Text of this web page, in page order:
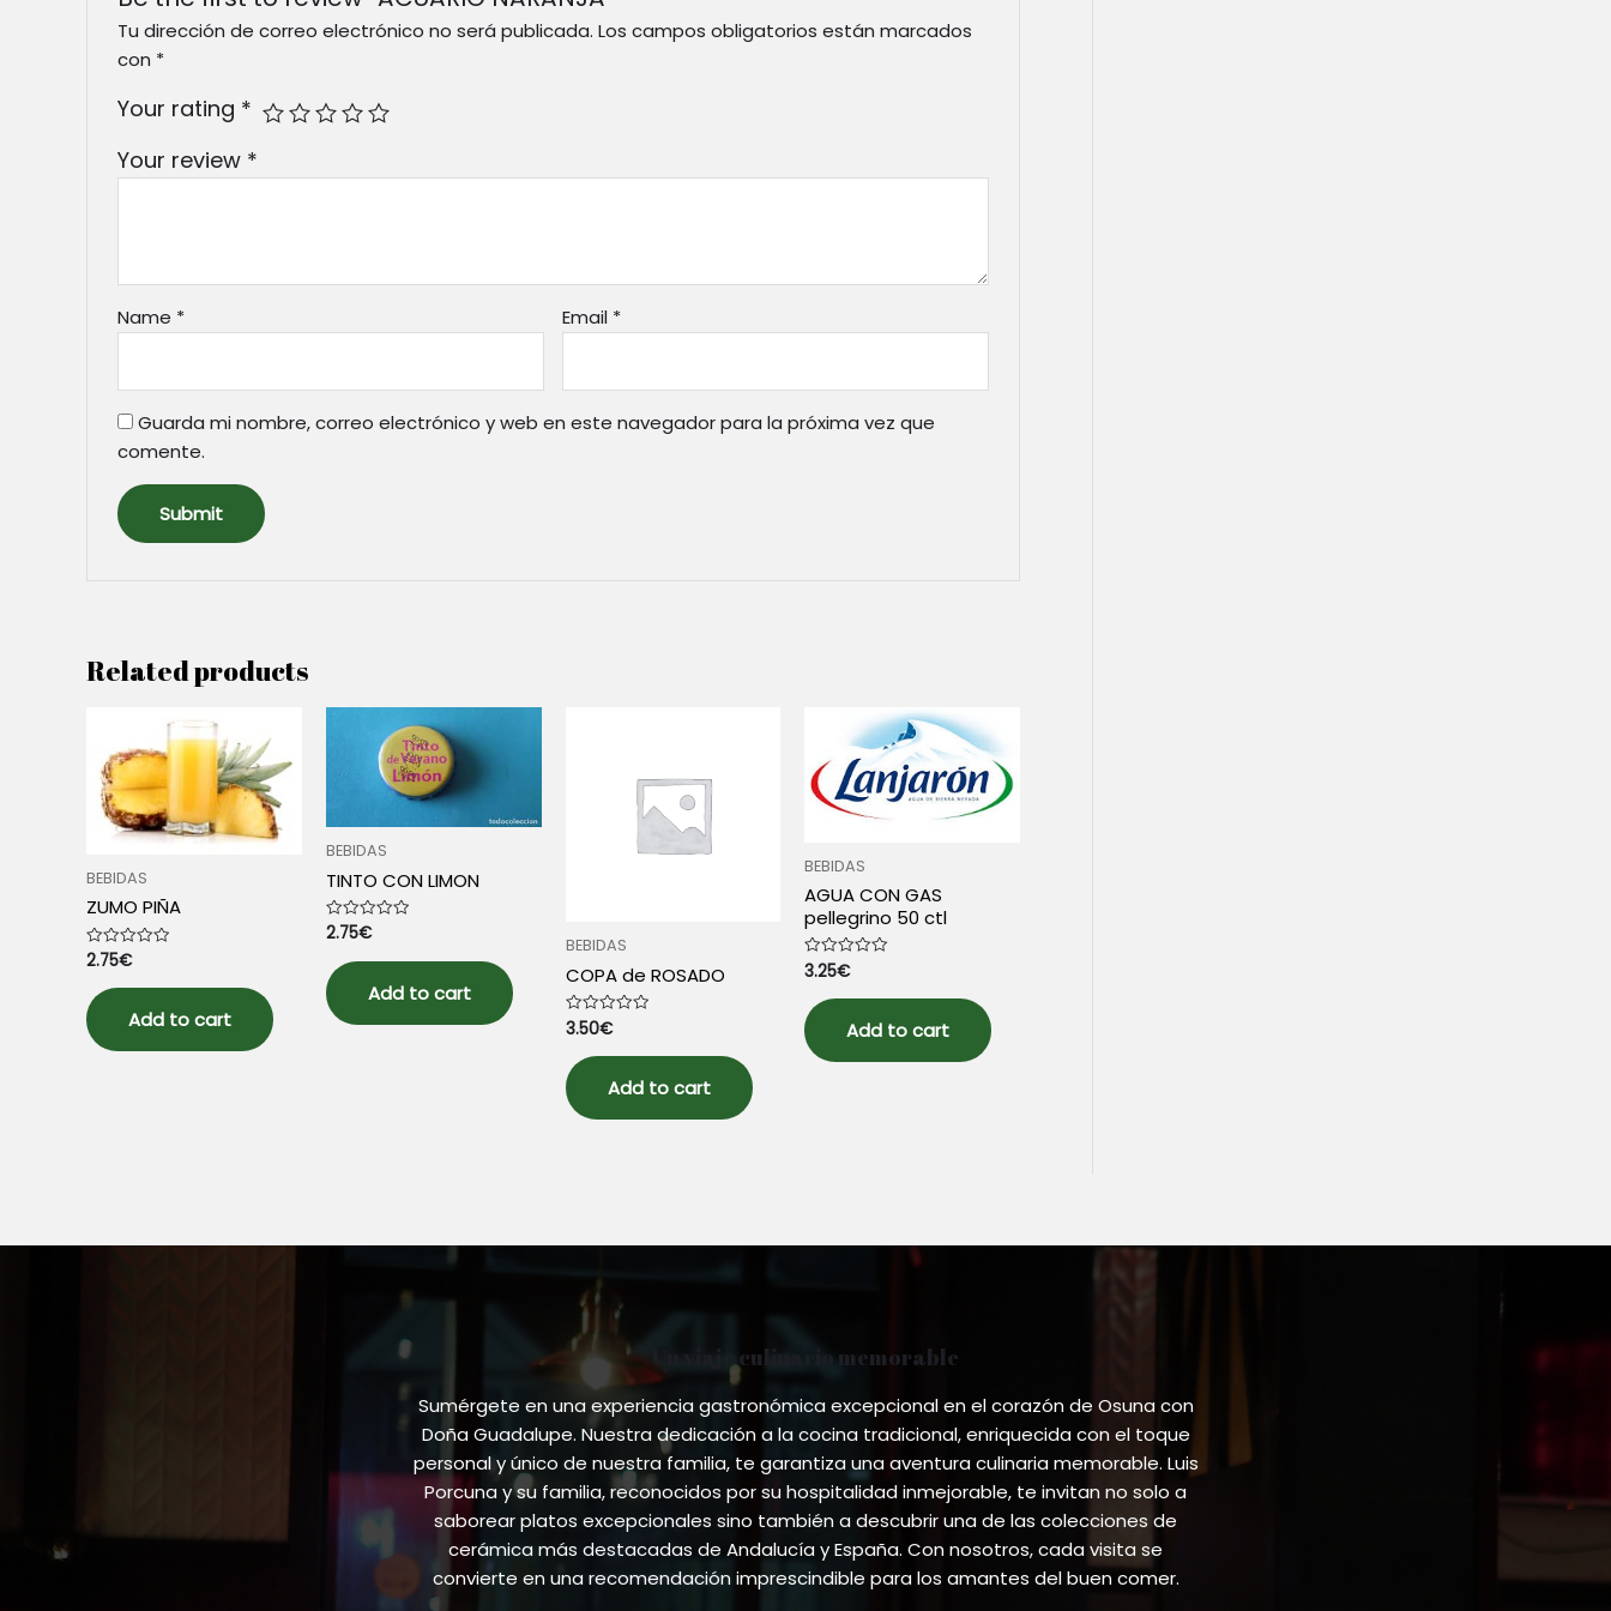
Tu dirección de correo electrónico no será publicada. Los campos obligatorios están marcados
con *
Your rating *
Your review *
Name * Email *
Guarda mi nombre, correo electrónico y web en este navegador para la próxima vez que
comente.
Related products
BEBIDAS
ZUMO PIÑA
Rated
0
out
of
5
2.75€
Add to cart
BEBIDAS
TINTO CON LIMON
Rated
of
5
2.75€
Add to cart
BEBIDAS
COPA de ROSADO
Rated
0
of
5
3.50€
Add to cart
BEBIDAS
AGUA CON GAS
pellegrino 50 ctl
Rated
0
out
of
5
3.25€
Add to cart
Un viaje culinario memorable
Sumérgete en una experiencia gastronómica excepcional en el corazón de Osuna con
Doña Guadalupe. Nuestra dedicación a la cocina tradicional, enriquecida con el toque
personal y único de nuestra familia, te garantiza una aventura culinaria memorable. Luis
Porcuna y su familia, reconocidos por su hospitalidad inmejorable, te invitan no solo a
saborear platos excepcionales sino también a descubrir una de las colecciones de
cerámica más destacadas de Andalucía y España. Con nosotros, cada visita se
convierte en una recomendación imprescindible para los amantes del buen comer.